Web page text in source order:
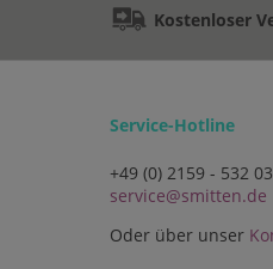
Kostenloser
Service-Hotline
+49 (0) 2159 - 532
service@smitten.de
Oder über unser